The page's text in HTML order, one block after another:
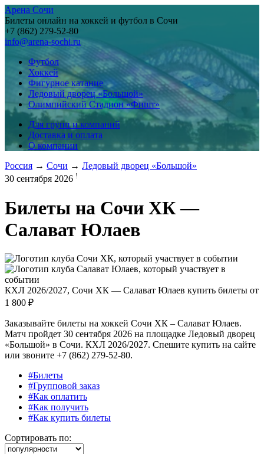
Арена Сочи
Билеты онлайн на хоккей и футбол в Сочи
+7 (862) 279-52-80
info@arena-sochi.ru
Футбол
Хоккей
Фигурное катание
Ледовый дворец «Большой»
Олимпийский Стадион «Фишт»
Для групп и компаний
Доставка и оплата
О компании
Россия → Сочи → Ледовый дворец «Большой»
30 сентября 2026 !
Билеты на Сочи ХК —
Салават Юлаев
КХЛ 2026/2027, Сочи ХК — Салават Юлаев купить билеты от
1 800 ₽
Заказывайте билеты на хоккей Сочи ХК – Салават Юлаев.
Матч пройдет 30 сентября 2026 на площадке Ледовый дворец
«Большой» в Сочи. КХЛ 2026/2027. Спешите купить на сайте
или звоните +7 (862) 279-52-80.
#Билеты
#Групповой заказ
#Как оплатить
#Как получить
#Как купить билеты
Сортировать по: